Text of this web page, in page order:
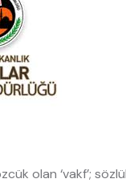
olan ‘vakf’;